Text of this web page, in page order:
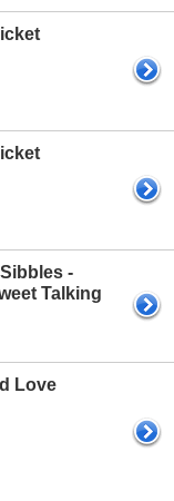
-
Talking
Love